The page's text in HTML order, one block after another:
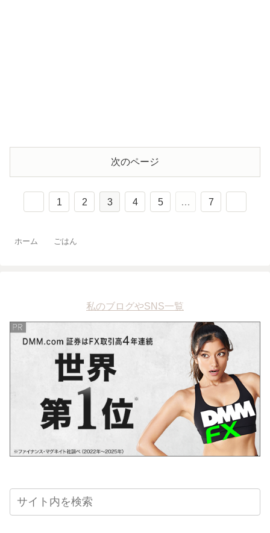
次のページ
1 2 3 4 5 … 7
ホーム ごはん
私のブログやSNS一覧